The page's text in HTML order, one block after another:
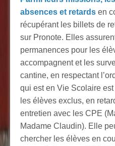
absences et retards en
récupérant les billets de
sur Pronote. Elles
permanences pour les
accompagnent et les
cantine, en respectant
qui est en Vie Scolaire
les élèves exclus, en
entretien avec les CPE
Madame Claudin). Elle
chercher les élèves en